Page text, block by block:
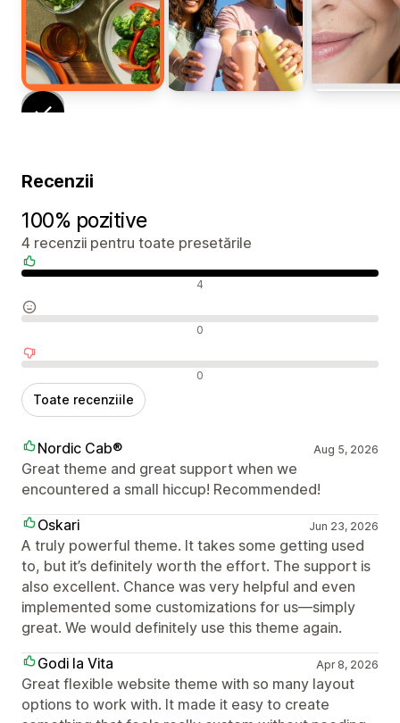
Recenzii
100% pozitive
4 recenzii pentru toate presetările
4
0
0
Toate recenziile
Nordic Cab® Aug 5, 2026
Great theme and great support when we
encountered a small hiccup! Recommended!
Oskari
Jun 23, 2026
A truly powerful theme. It takes some getting used
to, but it’s definitely worth the effort. The support is
also excellent. Chance was very helpful and even
implemented some customizations for us—simply
great. We would definitely use this theme again.
Godi la Vita
Apr 8, 2026
Great flexible website theme with so many layout
options to work with. It made it easy to create